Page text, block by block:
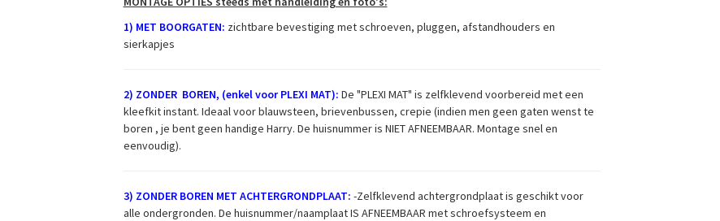
1) MET BOORGATEN: zichtbare bevestiging met schroeven, pluggen, afstandhouders en
sierkapjes
2) ZONDER BOREN, (enkel voor PLEXI MAT): De "PLEXI MAT" is zelfklevend voorbereid met een
kleefkit instant. Ideaal voor blauwsteen, brievenbussen, crepie (indien men geen gaten wenst te
boren , je bent geen handige Harry. De huisnummer is NIET AFNEEMBAAR. Montage snel en
eenvoudig).
3) ZONDER BOREN MET ACHTERGRONDPLAAT: -Zelfklevend achtergrondplaat is geschikt voor
alle ondergronden. De huisnummer/naamplaat IS AFNEEMBAAR met schroefsysteem en